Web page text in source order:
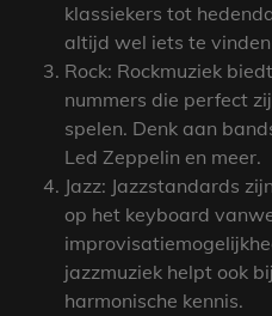
klassiekers tot
altijd wel iets te
Rock: Rockmuziek
nummers die perfect
spelen. Denk aan
Led Zeppelin en meer.
Jazz: Jazzstandards
op het keyboard
jazzmuziek helpt ook
harmonische kennis.